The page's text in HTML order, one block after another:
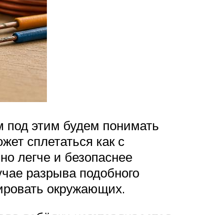
под этим будем понимать
сплетаться как с
легче и безопаснее
разрыва подобного
окружающих.